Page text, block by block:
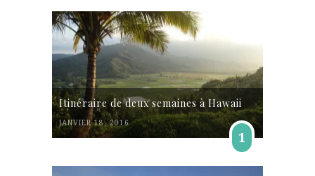
Itinéraire de deux semaines à Hawaii
JANVIER 18, 2016
1